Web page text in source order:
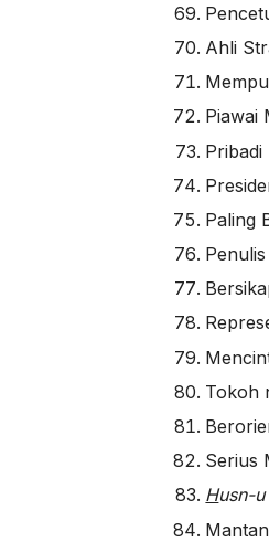
Ahli
Piawai
Paling
Tokoh
Serius
Husn-u